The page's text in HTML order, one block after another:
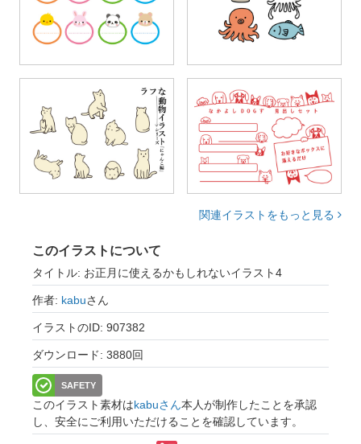
関連イラストをもっと見る
このイラストについて
タイトル: お正月に使えるかもしれないイラスト4
作者: kabuさん
イラストのID: 907382
ダウンロード: 3880回
SAFETY
このイラスト素材はkabuさん本人が制作したことを承認
し、安全にご利用いただけることを確認しています。